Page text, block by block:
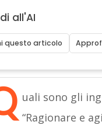
all'AI
questo articolo
uali sono gli
“Ragionare e